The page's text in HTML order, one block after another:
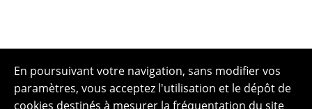
En poursuivant votre navigation, sans modifier vos
paramètres, vous acceptez l'utilisation et le dépôt de
cookies destinés à mesurer la fréquentation du site